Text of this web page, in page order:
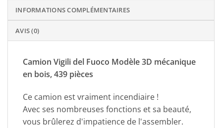
INFORMATIONS COMPLÉMENTAIRES
AVIS (0)
Camion Vigili del Fuoco Modèle 3D mécanique
en bois, 439 pièces
Ce camion est vraiment incendiaire !
Avec ses nombreuses fonctions et sa beauté,
vous brûlerez d'impatience de l'assembler.